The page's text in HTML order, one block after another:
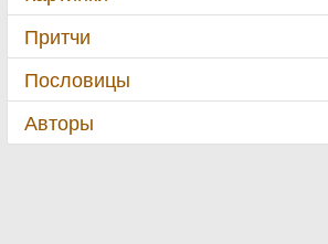
Притчи
Пословицы
Авторы